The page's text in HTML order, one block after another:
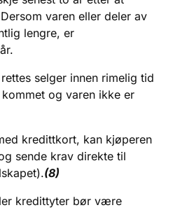
varen eller deler av
lengre, er
selger innen rimelig tid
og varen ikke er
kredittkort, kan kjøperen
sende krav direkte til
(8)
kredittyter bør være